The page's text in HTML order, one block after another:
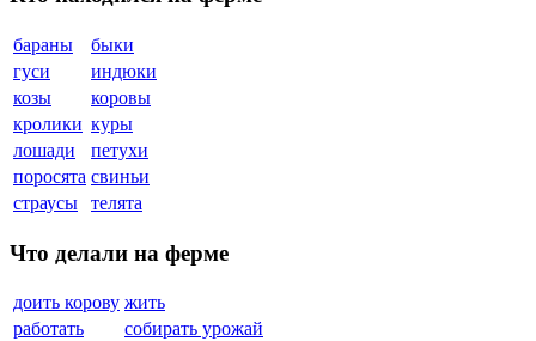
бараны
быки
гуси
индюки
козы
коровы
кролики куры
лошади
петухи
поросята свиньи
страусы
телята
Что делали на ферме
доить корову жить
работать
собирать урожай